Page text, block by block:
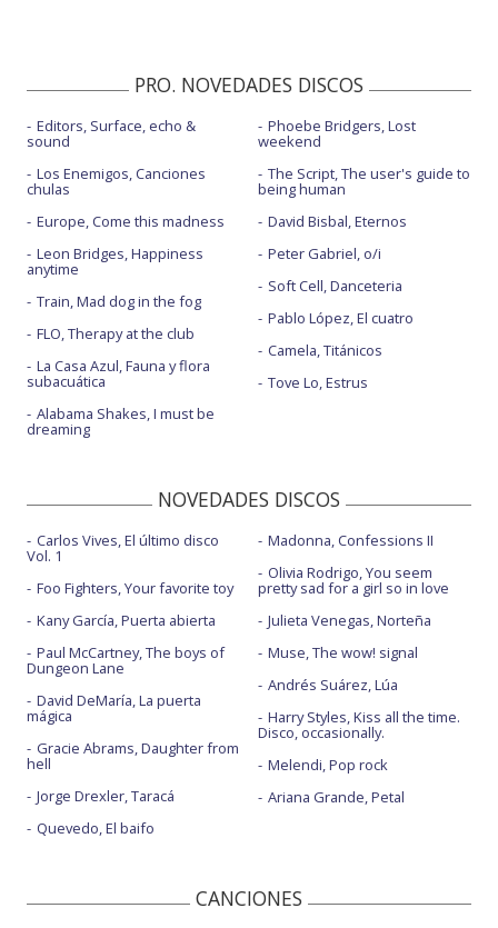
PRO. NOVEDADES DISCOS
Editors, Surface, echo &
sound
Los Enemigos, Canciones
chulas
Europe, Come this madness
Leon Bridges, Happiness
anytime
Train, Mad dog in the fog
FLO, Therapy at the club
La Casa Azul, Fauna y flora
subacuática
Alabama Shakes, I must be
dreaming
Phoebe Bridgers, Lost
weekend
The Script, The user's guide to
being human
David Bisbal, Eternos
Peter Gabriel, o/i
Soft Cell, Danceteria
Pablo López, El cuatro
Camela, Titánicos
Tove Lo, Estrus
NOVEDADES DISCOS
Carlos Vives, El último disco
Vol. 1
Foo Fighters, Your favorite toy
Kany García, Puerta abierta
Paul McCartney, The boys of
Dungeon Lane
David DeMaría, La puerta
mágica
Gracie Abrams, Daughter from
hell
Jorge Drexler, Taracá
Quevedo, El baifo
Madonna, Confessions II
Olivia Rodrigo, You seem
pretty sad for a girl so in love
Julieta Venegas, Norteña
Muse, The wow! signal
Andrés Suárez, Lúa
Harry Styles, Kiss all the time.
Disco, occasionally.
Melendi, Pop rock
Ariana Grande, Petal
CANCIONES